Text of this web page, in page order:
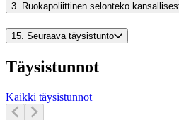
3. Ruokapoliittinen selonteko
15. Seuraava täysistunto
Täysistunnot
Kaikki täysistunnot